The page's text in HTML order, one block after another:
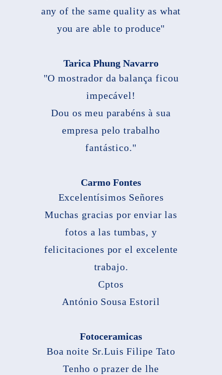
any of the same quality as what
you are able to produce"
Tarica Phung Navarro
"O mostrador da balança ficou
impecável!
Dou os meu parabéns à sua
empresa pelo trabalho
fantástico."
Carmo Fontes
Excelentísimos Señores
Muchas gracias por enviar las
fotos a las tumbas, y
felicitaciones por el excelente
trabajo.
Cptos
António Sousa Estoril
Fotoceramicas
Boa noite Sr.Luis Filipe Tato
Tenho o prazer de lhe